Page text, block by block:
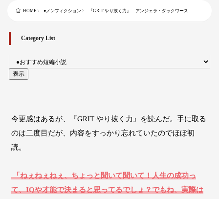
HOME ●ノンフィクション 『GRIT やり抜く力』 アンジェラ・ダックワース
Category List
今更感はあるが、『GRIT やり抜く力』を読んだ。手に取る
のは二度目だが、内容をすっかり忘れていたのでほぼ初
読。
「ねぇねぇねぇ、ちょっと聞いて聞いて！人生の成功っ
て、IQや才能で決まると思ってるでしょ？でもね、実際は